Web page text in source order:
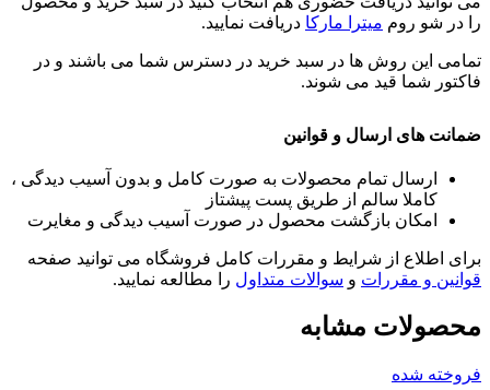
را در شو روم میترا مارکا دریافت نمایید.
تمامی این روش ها در سبد خرید در دسترس شما می باشند و در
فاکتور شما قید می شوند.
ضمانت های ارسال و قوانین
ارسال تمام محصولات به صورت کامل و بدون آسیب دیدگی ،
کاملا سالم از طریق پست پیشتاز
امکان بازگشت محصول در صورت آسیب دیدگی و مغایرت
برای اطلاع از شرایط و مقررات کامل فروشگاه می توانید صفحه
قوانین و مقررات و سوالات متداول را مطالعه نمایید.
محصولات مشابه
فروخته شده